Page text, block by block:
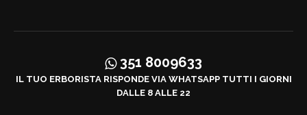
351 8009633
IL TUO ERBORISTA RISPONDE VIA WHATSAPP TUTTI I GIORNI
DALLE 8 ALLE 22